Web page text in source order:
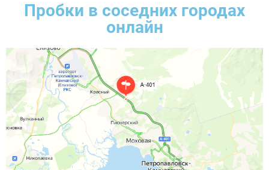
Пробки в соседних городах
онлайн